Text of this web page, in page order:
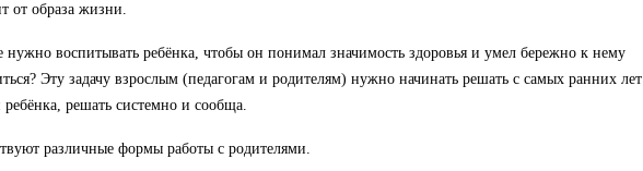
от образа жизни.
нужно воспитывать ребёнка, чтобы он понимал значимость здоровья и умел бережно к нему
Эту задачу взрослым (педагогам и родителям) нужно начинать решать с самых ранних лет
решать системно и сообща.
различные формы работы с родителями.